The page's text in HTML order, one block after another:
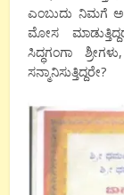
ಎಂಬುದು ನಿಮಗೆ
ಮೋಸ
ಸಿದ್ಧಗಂಗಾ
ಸನ್ಮಾನಿಸುತ್ತಿದ್ದರೇ?